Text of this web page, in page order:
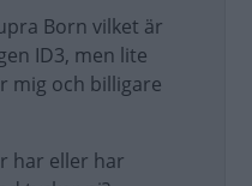
Born vilket är
ID3, men lite
mig och billigare
har eller har